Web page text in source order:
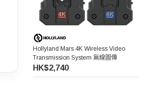
Hollyland Mars 4K Wireless Video
Transmission System 無線圖傳
HK$2,740